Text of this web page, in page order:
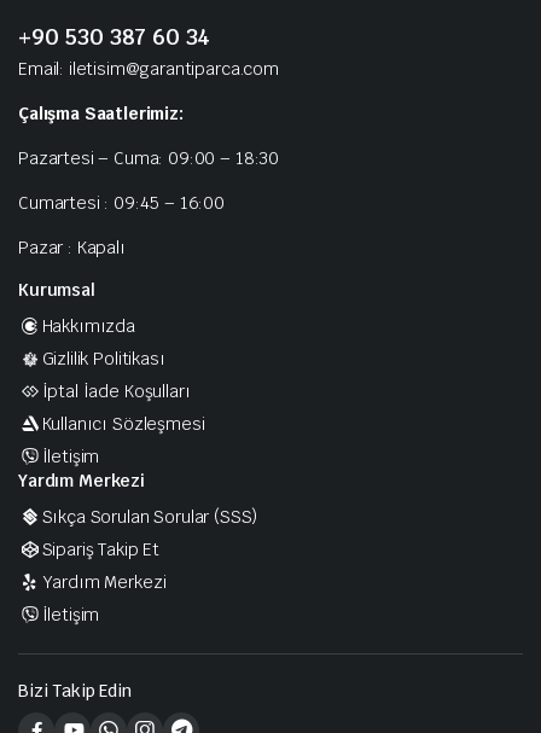
+90 530 387 60 34
Email: iletisim@garantiparca.com
Çalışma Saatlerimiz:
Pazartesi – Cuma: 09:00 – 18:30
Cumartesi : 09:45 – 16:00
Pazar : Kapalı
Kurumsal
Hakkımızda
Gizlilik Politikası
İptal İade Koşulları
Kullanıcı Sözleşmesi
İletişim
Yardım Merkezi
Sıkça Sorulan Sorular (SSS)
Sipariş Takip Et
Yardım Merkezi
İletişim
Bizi Takip Edin